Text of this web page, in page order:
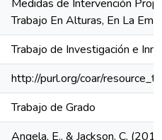
Medidas de Intervención
Trabajo En Alturas, En La
Trabajo de Investigación e
http://purl.org/coar/
Trabajo de Grado
Angela, E., & Jackson, C.